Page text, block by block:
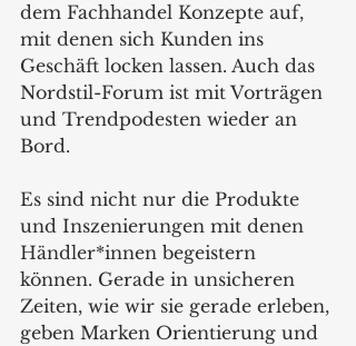
dem Fachhandel Konzepte auf,
mit denen sich Kunden ins
Geschäft locken lassen. Auch das
Nordstil-Forum ist mit Vorträgen
und Trendpodesten wieder an
Bord.
Es sind nicht nur die Produkte
und Inszenierungen mit denen
Händler*innen begeistern
können. Gerade in unsicheren
Zeiten, wie wir sie gerade erleben,
geben Marken Orientierung und